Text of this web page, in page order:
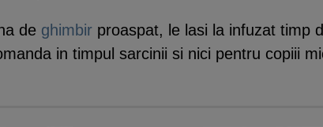
de ghimbir proaspat, le lasi la infuzat timp
in timpul sarcinii si nici pentru copiii